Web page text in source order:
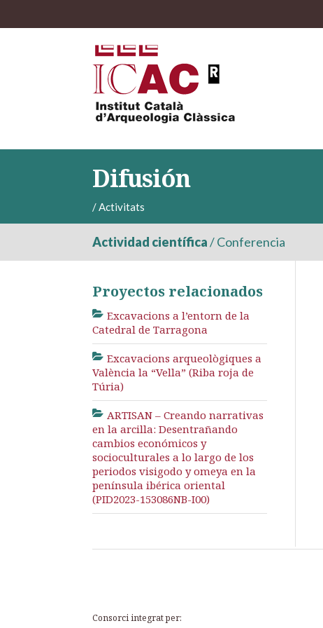
Difusión
/Activitats
Actividad científica/Conferencia
Proyectos relacionados
Excavacions a l’entorn de la
Catedral de Tarragona
Excavacions arqueològiques a
València la “Vella” (Riba roja de
Túria)
ARTISAN – Creando narrativas
en la arcilla: Desentrañando
cambios económicos y
socioculturales a lo largo de los
periodos visigodo y omeya en la
península ibérica oriental
(PID2023-153086NB-I00)
Consorci integrat per: